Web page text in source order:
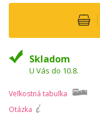
Skladom
U Vás do 10.8.
Veľkostná tabuľka
Otázka